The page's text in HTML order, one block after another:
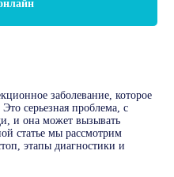
заболевание, которое
серьезная проблема, с
и она может вызывать
статье мы рассмотрим
этапы диагностики и